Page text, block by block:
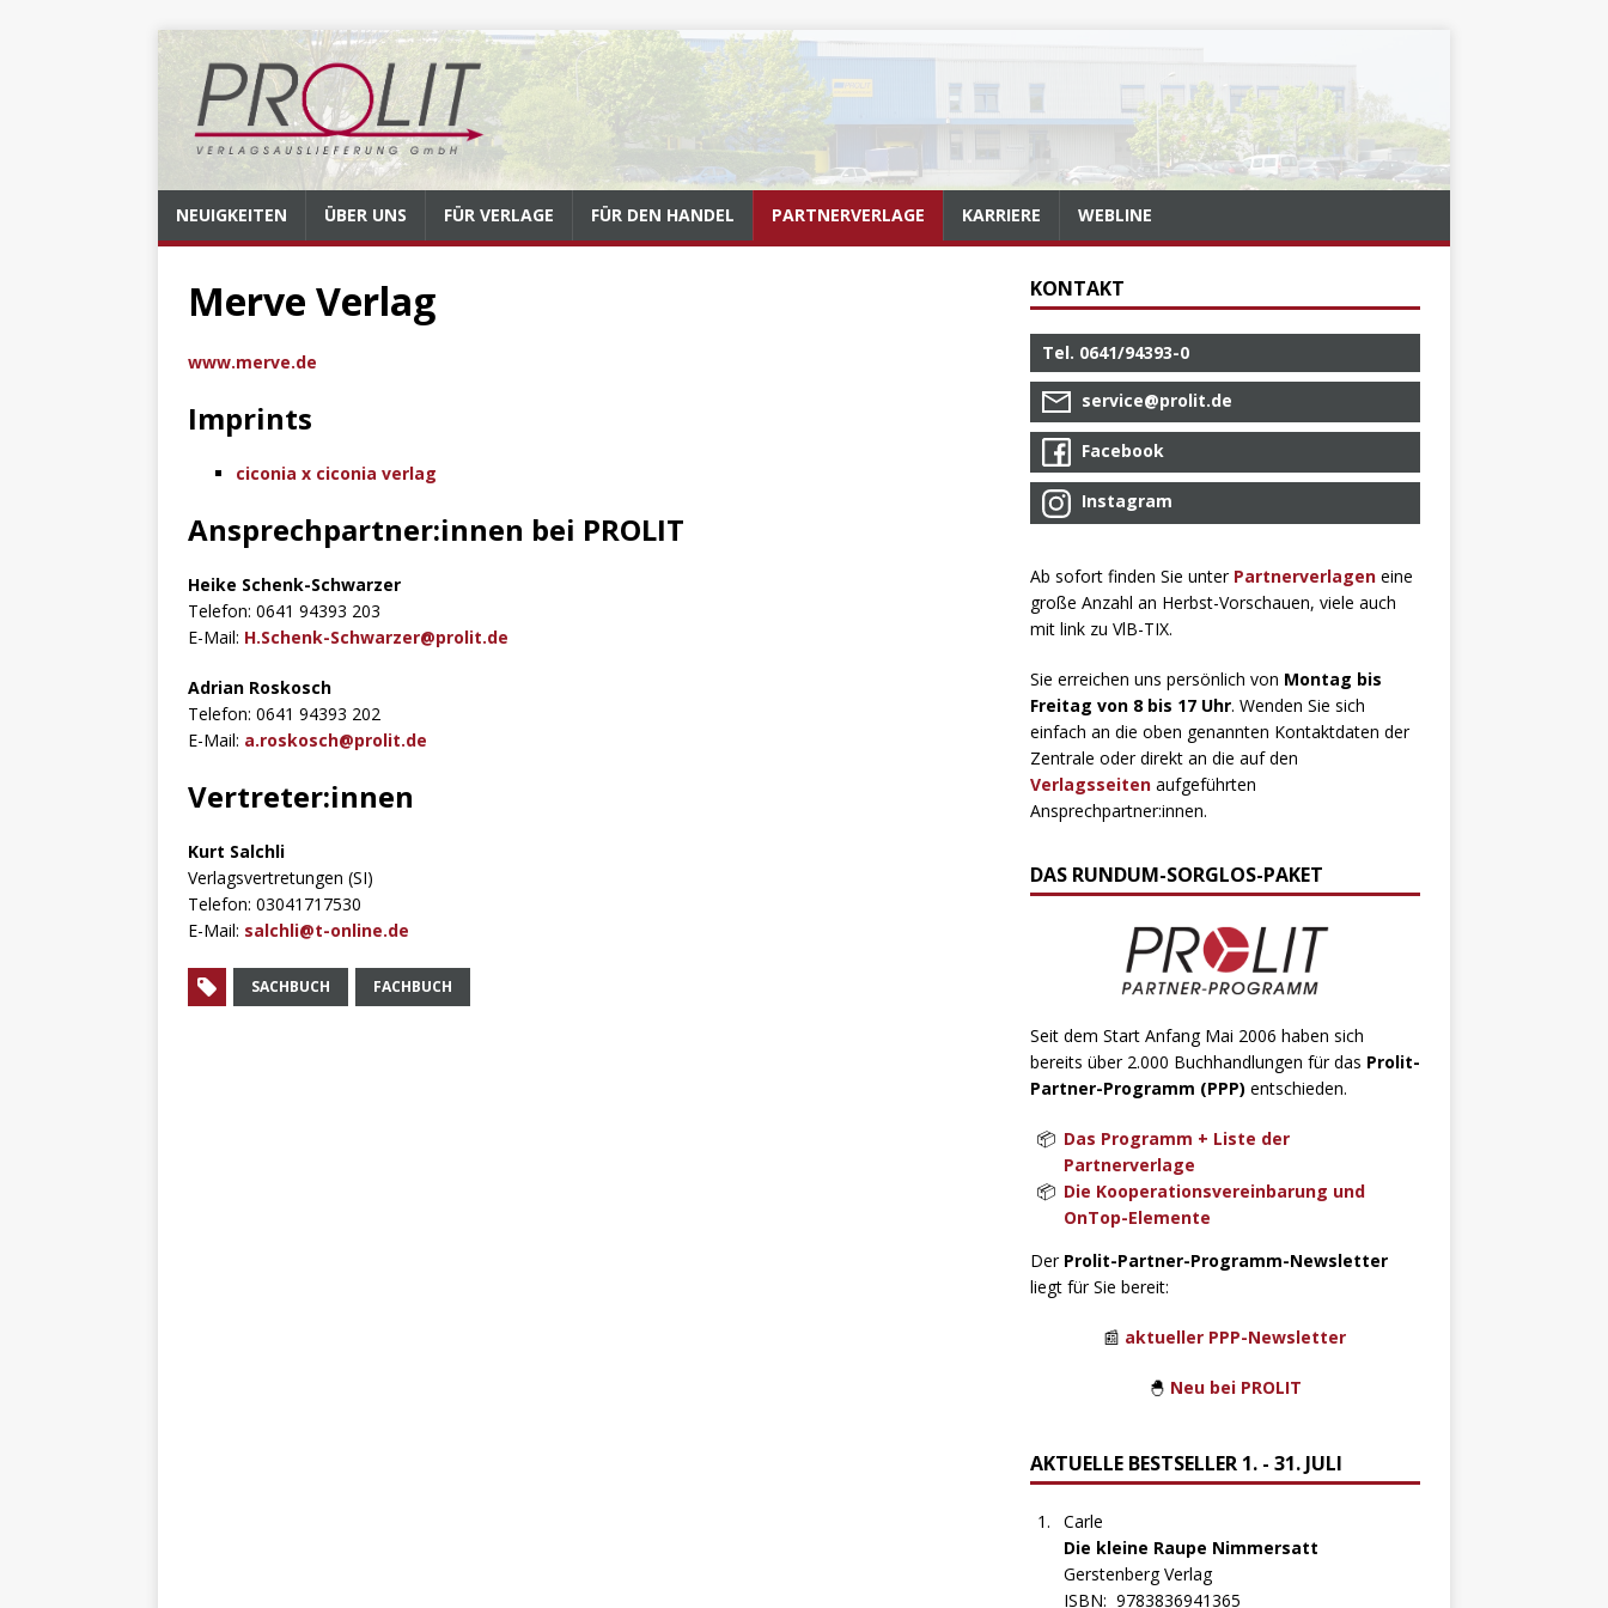
NEUIGKEITEN ÜBER UNS FÜR VERLAGE FÜR DEN HANDEL PARTNERVERLAGE KARRIERE WEBLINE
Merve Verlag
www.merve.de
Imprints
ciconia x ciconia verlag
Ansprechpartner:innen bei PROLIT
Heike Schenk-Schwarzer
Telefon: 0641 94393 203
E-Mail: H.Schenk-Schwarzer@prolit.de
Adrian Roskosch
Telefon: 0641 94393 202
E-Mail: a.roskosch@prolit.de
Vertreter:innen
Kurt Salchli
Verlagsvertretungen (SI)
Telefon: 03041717530
E-Mail: salchli@t-online.de
SACHBUCH FACHBUCH
KONTAKT
Tel. 0641/94393-0
service@prolit.de
Facebook
Instagram
Ab sofort finden Sie unter Partnerverlageneine
große Anzahl an Herbst-Vorschauen, viele auch
mit link zu VlB-TIX.
Sie erreichen uns persönlich von Montag bis
Freitag von 8 bis 17 Uhr. Wenden Sie sich
einfach an die oben genannten Kontaktdaten der
Zentrale oder direkt an die auf den
Verlagsseitenaufgeführten
Ansprechpartner:innen.
DAS RUNDUM-SORGLOS-PAKET
Seit dem Start Anfang Mai 2006 haben sich
bereits über 2.000 Buchhandlungen für das Prolit-
Partner-Programm (PPP) entschieden.
Das Programm + Liste der
Partnerverlage
Die Kooperationsvereinbarung und
OnTop-Elemente
Der Prolit-Partner-Programm-Newsletter
liegt für Sie bereit:
📰 aktueller PPP-Newsletter
🐣 Neu bei PROLIT
AKTUELLE BESTSELLER 1. - 31. JULI
Carle
Die kleine Raupe Nimmersatt
Gerstenberg Verlag
ISBN: 9783836941365